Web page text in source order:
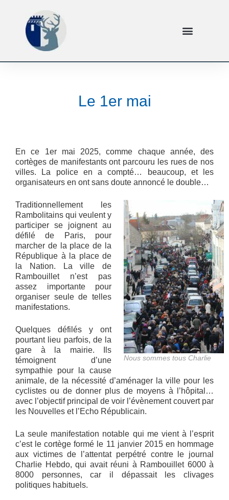
Le 1er mai
En ce 1er mai 2025, comme chaque année, des
cortèges de manifestants ont parcouru les rues de nos
villes. La police en a compté… beaucoup, et les
organisateurs en ont sans doute annoncé le double…
Nous sommes tous Charlie
Traditionnellement les
Rambolitains qui veulent y
participer se joignent au
défilé de Paris, pour
marcher de la place de la
République à la place de
la Nation. La ville de
Rambouillet n’est pas
assez importante pour
organiser seule de telles
manifestations.
Quelques défilés y ont
pourtant lieu parfois, de la
gare à la mairie. Ils
témoignent d’une
sympathie pour la cause
animale, de la nécessité d’aménager la ville pour les
cyclistes ou de donner plus de moyens à l’hôpital…
avec l’objectif principal de voir l’évènement couvert par
les Nouvelles et l’Echo Républicain.
La seule manifestation notable qui me vient à l’esprit
c’est le cortège formé le 11 janvier 2015 en hommage
aux victimes de l’attentat perpétré contre le journal
Charlie Hebdo, qui avait réuni à Rambouillet 6000 à
8000 personnes, car il dépassait les clivages
politiques habituels.